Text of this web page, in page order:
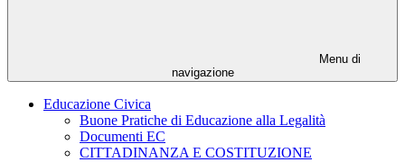
Menu di
navigazione
Educazione Civica
Buone Pratiche di Educazione alla Legalità
Documenti EC
CITTADINANZA E COSTITUZIONE